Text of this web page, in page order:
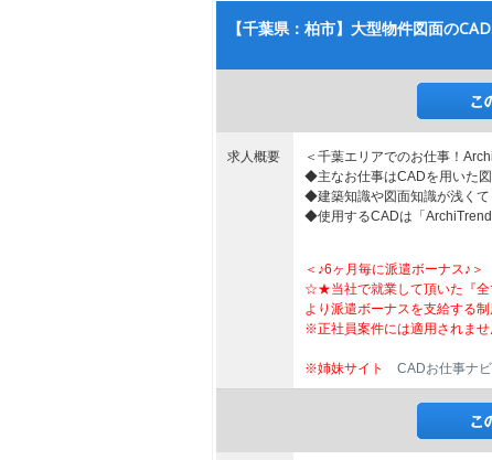
【千葉県：柏市】大型物件図面の
求人概要
＜千葉エリアでのお仕事！
◆主なお仕事はCADを用いた
◆建築知識や図面知識が浅くて
◆使用するCADは「ArchiTrend
＜♪6ヶ月毎に派遣ボーナス♪＞
☆★当社で就業して頂いた『全
より派遣ボーナスを支給する
※正社員案件には適用されませ
※姉妹サイト CADお仕事ナビ